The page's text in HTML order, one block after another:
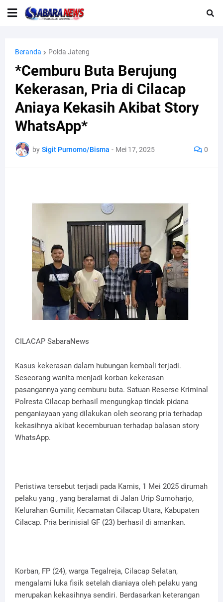
Beranda Polda Jateng
*Cemburu Buta Berujung
Kekerasan, Pria di Cilacap
Aniaya Kekasih Akibat Story
WhatsApp*
by Sigit Purnomo/Bisma - Mei 17, 2025 0
CILACAP SabaraNews
Kasus kekerasan dalam hubungan kembali terjadi.
Seseorang wanita menjadi korban kekerasan
pasangannya yang cemburu buta. Satuan Reserse Kriminal
Polresta Cilacap berhasil mengungkap tindak pidana
penganiayaan yang dilakukan oleh seorang pria terhadap
kekasihnya akibat kecemburuan terhadap balasan story
WhatsApp.
Peristiwa tersebut terjadi pada Kamis, 1 Mei 2025 dirumah
pelaku yang , yang beralamat di Jalan Urip Sumoharjo,
Kelurahan Gumilir, Kecamatan Cilacap Utara, Kabupaten
Cilacap. Pria berinisial GF (23) berhasil di amankan.
Korban, FP (24), warga Tegalreja, Cilacap Selatan,
mengalami luka fisik setelah dianiaya oleh pelaku yang
merupakan kekasihnya sendiri. Berdasarkan keterangan